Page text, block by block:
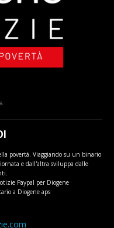
povertà. Viaggiando su un binario
e dall'altra sviluppa dalle
Paypal per Diogene
a Diogene aps